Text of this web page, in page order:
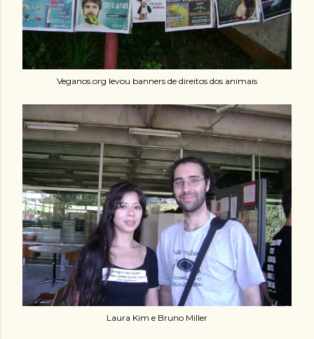
Veganos.org levou banners de direitos dos animais
Laura Kim e Bruno Miller